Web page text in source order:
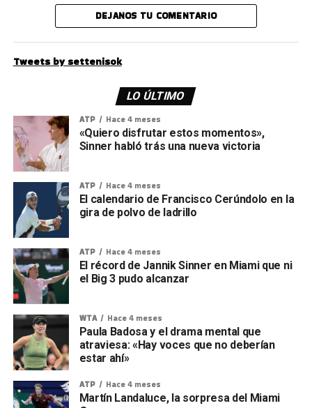
DEJANOS TU COMENTARIO
Tweets by settenisok
LO ÚLTIMO
ATP Hace 4 meses
«Quiero disfrutar estos momentos»,
Sinner habló trás una nueva victoria
ATP Hace 4 meses
El calendario de Francisco Cerúndolo en la
gira de polvo de ladrillo
ATP Hace 4 meses
El récord de Jannik Sinner en Miami que ni
el Big 3 pudo alcanzar
WTA Hace 4 meses
Paula Badosa y el drama mental que
atraviesa: «Hay voces que no deberían
estar ahí»
ATP Hace 4 meses
Martín Landaluce, la sorpresa del Miami